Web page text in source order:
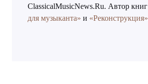
ClassicalMusicNews.Ru. Автор книг
для музыканта» и «Реконструкция»